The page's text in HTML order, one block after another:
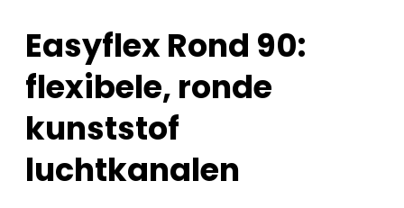
Easyflex Rond 90:
flexibele, ronde
kunststof
luchtkanalen